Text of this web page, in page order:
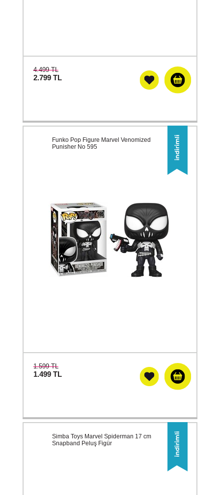
4.499 TL
2.799 TL
Funko Pop Figure Marvel Venomized
Punisher No 595
1.599 TL
1.499 TL
Simba Toys Marvel Spiderman 17 cm
Snapband Peluş Figür